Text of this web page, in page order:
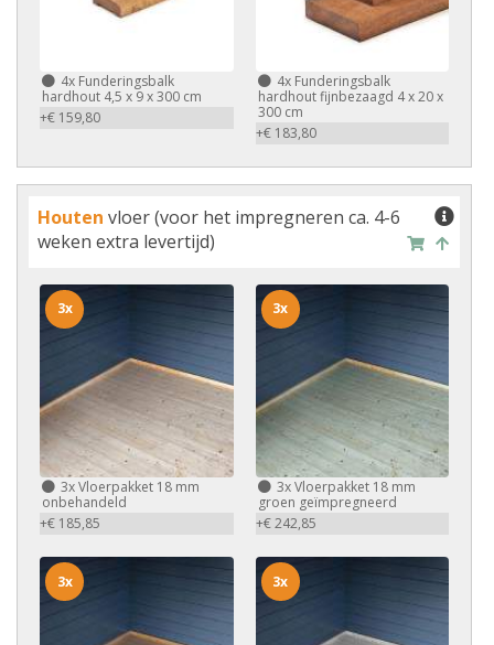
4x Funderingsbalk
hardhout 4,5 x 9 x 300 cm
+€ 159,80
4xFunderingsbalk
hardhout fijnbezaagd 4 x 20 x
300 cm
+€ 183,80
Houten vloer (voor het impregneren ca. 4-6
weken extra levertijd)
3xVloerpakket 18 mm
onbehandeld
+€ 185,85
3x
3xVloerpakket 18 mm
groen geïmpregneerd
+€ 242,85
3x
3x 3x